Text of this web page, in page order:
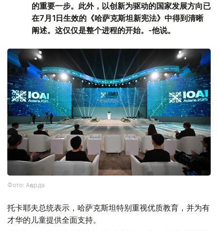
的重要一步。此外，以创新为驱动的国家发展方向已
在7月1日生效的《哈萨克斯坦新宪法》中得到清晰
阐述。这仅仅是整个进程的开始。-他说。
Фото: Ақорда
托卡耶夫总统表示，哈萨克斯坦特别重视优质教育，并为有
才华的儿童提供全面支持。